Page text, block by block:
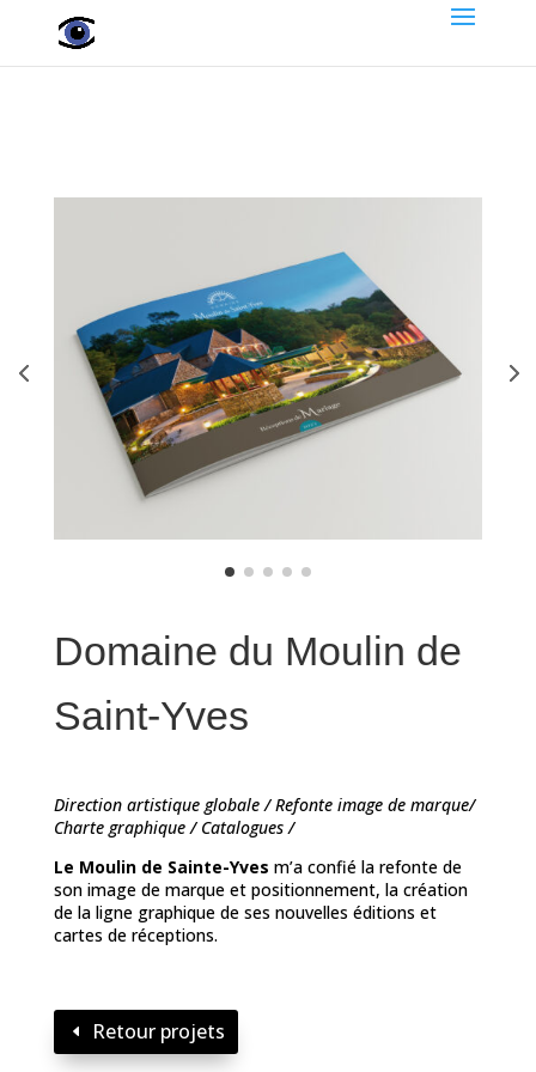
Domaine du Moulin de
Saint-Yves
Direction artistique globale / Refonte image de marque/
Charte graphique / Catalogues /
Le Moulin de Sainte-Yves m’a confié la refonte de
son image de marque et positionnement, la création
de la ligne graphique de ses nouvelles éditions et
cartes de réceptions.
Retour projets